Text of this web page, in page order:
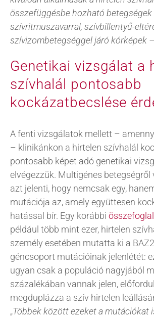
összefüggésbe hozható betegségek
szívritmuszavarral, szívbillentyű-
szívizombetegséggel járó kórképek
Genetikai vizsgálat a
szívhalál pontosabb
kockázatbecslése
A fenti vizsgálatok mellett –
– klinikánkon a hirtelen szívhalál
pontosabb képet adó genetikai
elvégezzük. Multigénes betegségről
azt jelenti, hogy nemcsak egy,
mutációja az, amely együttesen
hatással bír. Egy korábbi
például több mint ezer, hirtelen
személy esetében mutatta ki a
géncsoport mutációinak jelenlétét:
ugyan csak a populáció nagyjából
százalékában vannak jelen,
megduplázza a szív hirtelen
„Többek között ezeket a mutációkat